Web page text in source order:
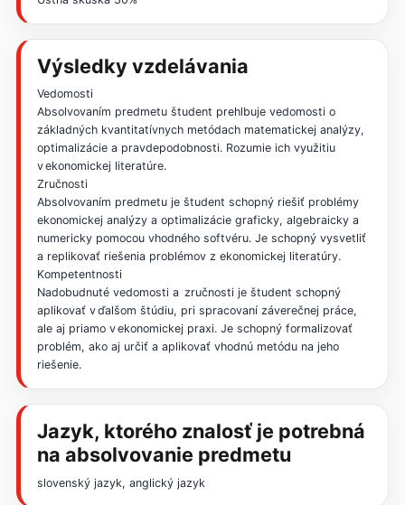
Výsledky vzdelávania
Vedomosti
Absolvovaním predmetu študent prehlbuje vedomosti o
základných kvantitatívnych metódach matematickej analýzy,
optimalizácie a pravdepodobnosti. Rozumie ich využitiu
v ekonomickej literatúre.
Zručnosti
Absolvovaním predmetu je študent schopný riešiť problémy
ekonomickej analýzy a optimalizácie graficky, algebraicky a
numericky pomocou vhodného softvéru. Je schopný vysvetliť
a replikovať riešenia problémov z ekonomickej literatúry.
Kompetentnosti
Nadobudnuté vedomosti a zručnosti je študent schopný
aplikovať v ďalšom štúdiu, pri spracovaní záverečnej práce,
ale aj priamo v ekonomickej praxi. Je schopný formalizovať
problém, ako aj určiť a aplikovať vhodnú metódu na jeho
riešenie.
Jazyk, ktorého znalosť je potrebná
na absolvovanie predmetu
slovenský jazyk, anglický jazyk